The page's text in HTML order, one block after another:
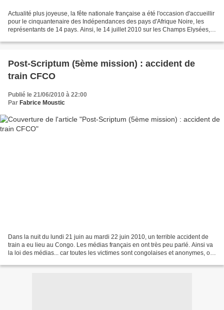
Actualité plus joyeuse, la fête nationale française a été l'occasion d'accueillir
pour le cinquantenaire des Indépendances des pays d'Afrique Noire, les
représentants de 14 pays. Ainsi, le 14 juillet 2010 sur les Champs Elysées,
Post-Scriptum (5ème mission) : accident de
train CFCO
Publié le 21/06/2010 à 22:00
Par Fabrice Moustic
Dans la nuit du lundi 21 juin au mardi 22 juin 2010, un terrible accident de
train a eu lieu au Congo. Les médias français en ont très peu parlé. Ainsi va
la loi des médias... car toutes les victimes sont congolaises et anonymes, on